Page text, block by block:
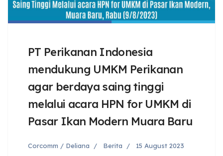
PT Perikanan Indonesia
mendukung UMKM Perikanan
agar berdaya saing tinggi
melalui acara HPN for UMKM di
Pasar Ikan Modern Muara Baru
Corcomm / Deliana Berita 15 August 2023